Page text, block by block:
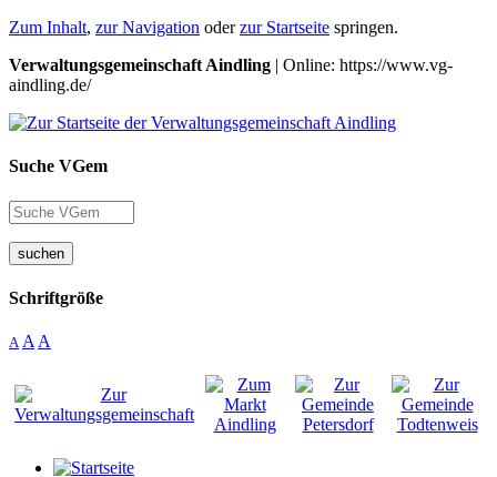
Zum Inhalt, zur Navigation oderzur Startseite springen.
Verwaltungsgemeinschaft Aindling | Online: https://www.vg-
aindling.de/
Suche VGem
suchen
Schriftgröße
A A A